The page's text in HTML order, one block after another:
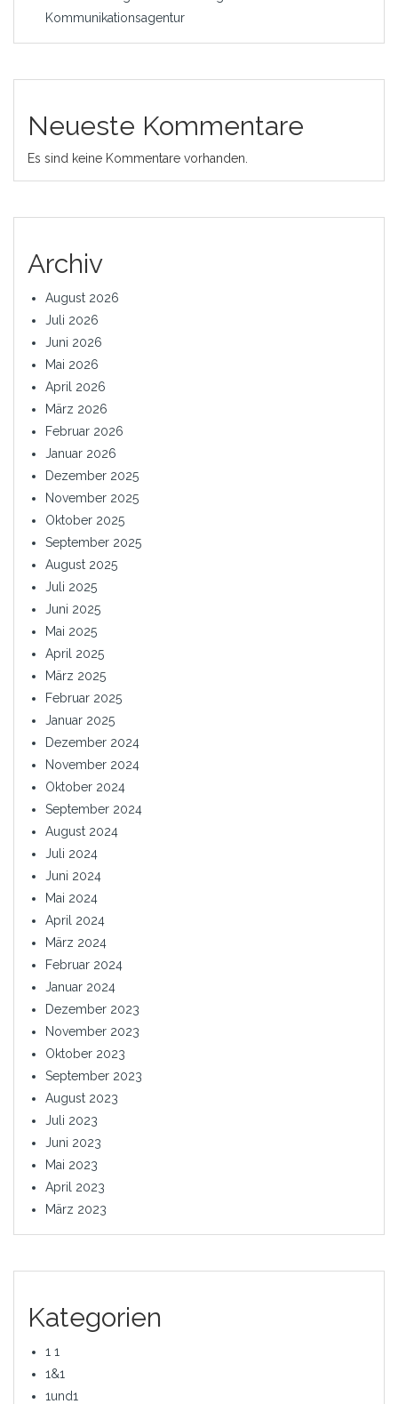
Kommunikationsagentur
Neueste Kommentare
Es sind keine Kommentare vorhanden.
Archiv
August 2026
Juli 2026
Juni 2026
Mai 2026
April 2026
März 2026
Februar 2026
Januar 2026
Dezember 2025
November 2025
Oktober 2025
September 2025
August 2025
Juli 2025
Juni 2025
Mai 2025
April 2025
März 2025
Februar 2025
Januar 2025
Dezember 2024
November 2024
Oktober 2024
September 2024
August 2024
Juli 2024
Juni 2024
Mai 2024
April 2024
März 2024
Februar 2024
Januar 2024
Dezember 2023
November 2023
Oktober 2023
September 2023
August 2023
Juli 2023
Juni 2023
Mai 2023
April 2023
März 2023
Kategorien
1 1
1&1
1und1